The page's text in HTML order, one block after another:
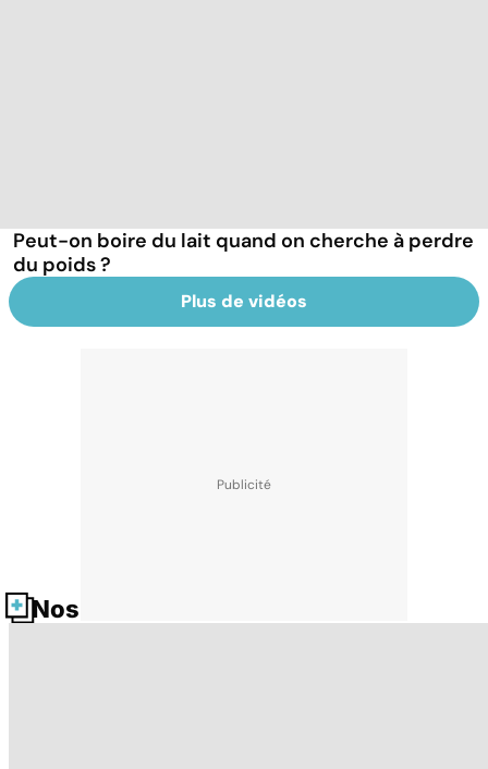
Peut-on boire du lait quand on cherche à perdre
du poids ?
Plus de vidéos
Nos fiches santé